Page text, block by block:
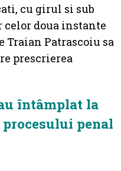
cu girul si sub
celor doua instante
Traian Patrascoiu sa
prescrierea
întâmplat la
penal